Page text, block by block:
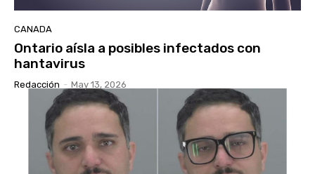
CANADA
Ontario aísla a posibles infectados con
hantavirus
Redacción - May 13, 2026